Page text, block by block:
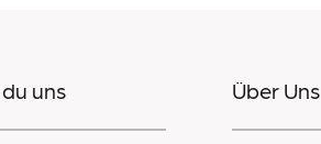
uns Über Uns